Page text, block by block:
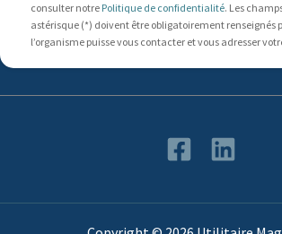
consulter notre Politique de confidentialité. Les
astérisque (*) doivent être obligatoirement renseignés
l’organisme puisse vous contacter et vous adresser